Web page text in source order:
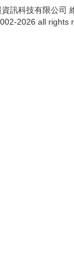
訊科技有限公司
2026 all rights